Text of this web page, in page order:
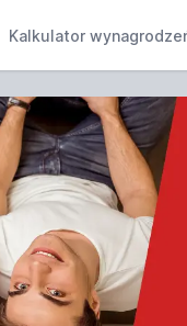
Kalkulator